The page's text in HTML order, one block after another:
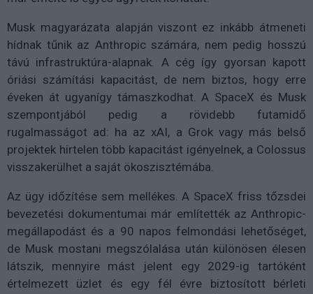
Musk magyarázata alapján viszont ez inkább átmeneti
hídnak tűnik az Anthropic számára, nem pedig hosszú
távú infrastruktúra-alapnak. A cég így gyorsan kapott
óriási számítási kapacitást, de nem biztos, hogy erre
éveken át ugyanígy támaszkodhat. A SpaceX és Musk
szempontjából pedig a rövidebb futamidő
rugalmasságot ad: ha az xAI, a Grok vagy más belső
projektek hirtelen több kapacitást igényelnek, a Colossus
visszakerülhet a saját ökoszisztémába.
Az ügy időzítése sem mellékes. A SpaceX friss tőzsdei
bevezetési dokumentumai már említették az Anthropic-
megállapodást és a 90 napos felmondási lehetőséget,
de Musk mostani megszólalása után különösen élesen
látszik, mennyire mást jelent egy 2029-ig tartóként
értelmezett üzlet és egy fél évre biztosított bérleti